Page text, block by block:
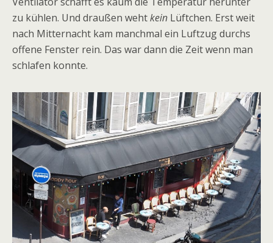
zu kühlen. Und draußen wehtkein Lüftchen. Erst weit
nach Mitternacht kam manchmal ein Luftzug durchs
offene Fenster rein. Das war dann die Zeit wenn man
schlafen konnte.